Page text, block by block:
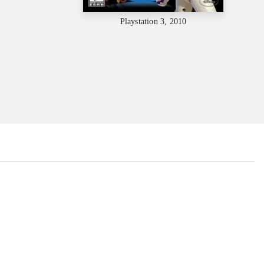
Playstation 3, 2010